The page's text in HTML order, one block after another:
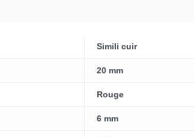
Simili cuir
20 mm
Rouge
6 mm